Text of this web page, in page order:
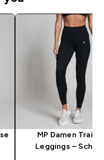
MP Damen
Leggings −